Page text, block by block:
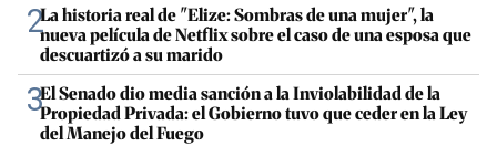
2La historia real de "Elize: Sombras de una mujer", la
nueva película de Netflix sobre el caso de una esposa que
descuartizó a su marido
3El Senado dio media sanción a la Inviolabilidad de la
Propiedad Privada: el Gobierno tuvo que ceder en la Ley
del Manejo del Fuego